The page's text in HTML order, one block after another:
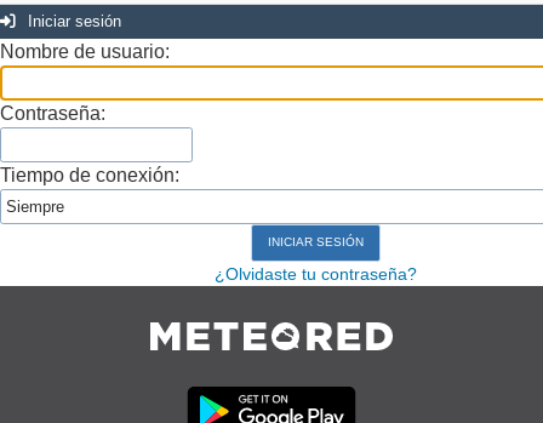
Iniciar sesión
Nombre de usuario:
Contraseña:
Tiempo de conexión:
¿Olvidaste tu contraseña?